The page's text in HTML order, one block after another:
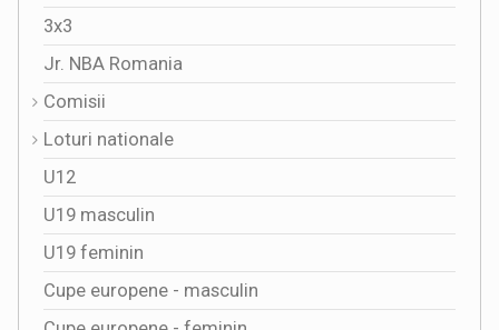
3x3
Jr. NBA Romania
Comisii
Loturi nationale
U12
U19 masculin
U19 feminin
Cupe europene - masculin